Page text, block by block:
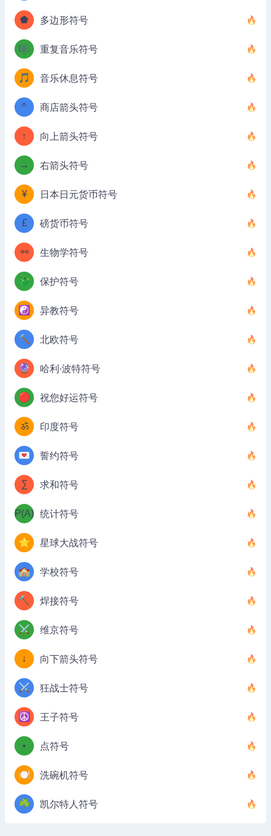
⬟ 多边形符号
🎼 重复音乐符号
🎵 音乐休息符号
^ 商店箭头符号
↑ 向上箭头符号
→ 右箭头符号
¥ 日本日元货币符号
£ 磅货币符号
⚯ 生物学符号
🐉 保护符号
☯️ 异教符号
🔨 北欧符号
🔮 哈利·波特符号
🔴 祝您好运符号
ॐ 印度符号
💌 誓约符号
∑ 求和符号
P(A) 统计符号
⭐ 星球大战符号
🏫 学校符号
🔨 焊接符号
⚔️ 维京符号
↓ 向下箭头符号
⚔️ 狂战士符号
☮️ 王子符号
• 点符号
🍽️ 洗碗机符号
☘️ 凯尔特人符号